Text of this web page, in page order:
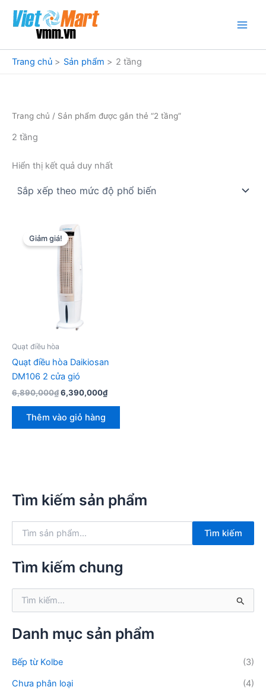
dung
Trang chủ
Sản phẩm 2 tầng
Trang chủ / Sản phẩm được gắn thẻ “2 tầng”
2 tầng
Hiển thị kết quả duy nhất
Giảm giá!
Quạt điều hòa
Quạt điều hòa Daikiosan
DM106 2 cửa gió
6,890,000₫Giá
6,890,000₫.
6,390,000₫Giá
Thêm vào giỏ hàng
Tìm kiếm sản phẩm
k
:
Tìm kiếm
Tìm kiếm chung
k
i
m
Danh mục sản phẩm
Bếp từ Kolbe
(3)
Chưa phân loại
(4)